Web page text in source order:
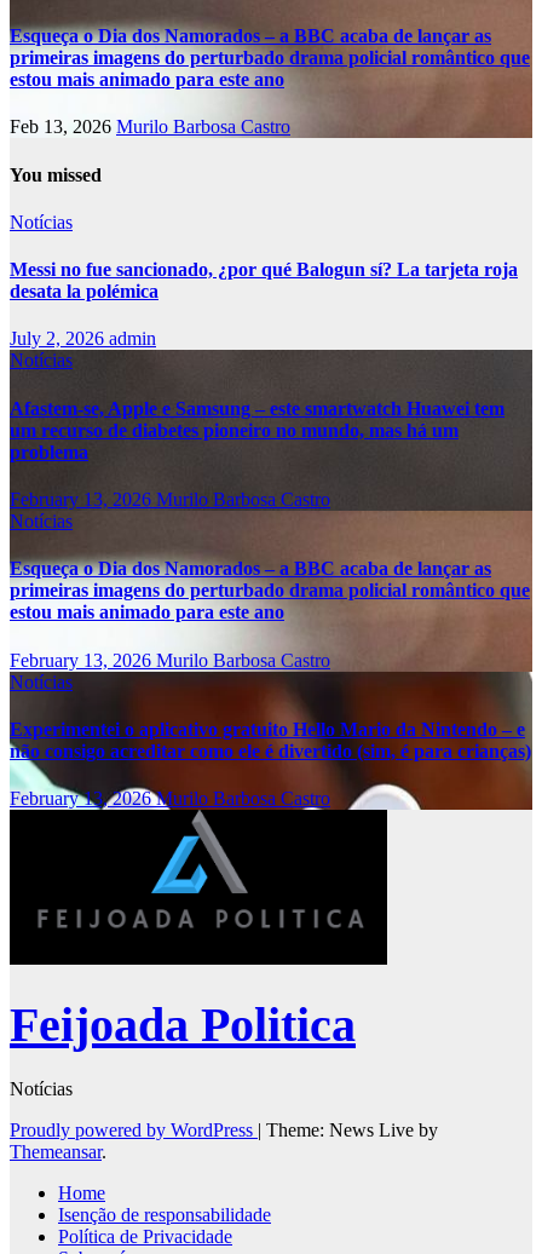
Esqueça o Dia dos Namorados – a BBC acaba de lançar as
primeiras imagens do perturbado drama policial romântico que
estou mais animado para este ano
Feb 13, 2026 Murilo Barbosa Castro
You missed
Notícias
Messi no fue sancionado, ¿por qué Balogun sí? La tarjeta roja
desata la polémica
July 2, 2026 admin
Notícias
Afastem-se, Apple e Samsung – este smartwatch Huawei tem
um recurso de diabetes pioneiro no mundo, mas há um
problema
February 13, 2026 Murilo Barbosa Castro
Notícias
Esqueça o Dia dos Namorados – a BBC acaba de lançar as
primeiras imagens do perturbado drama policial romântico que
estou mais animado para este ano
February 13, 2026 Murilo Barbosa Castro
Notícias
Experimentei o aplicativo gratuito Hello Mario da Nintendo – e
não consigo acreditar como ele é divertido (sim, é para crianças)
February 13, 2026Murilo Barbosa Castro
Feijoada Politica
Notícias
Proudly powered by WordPress | Theme: News Live by
Themeansar.
Home
Isenção de responsabilidade
Política de Privacidade